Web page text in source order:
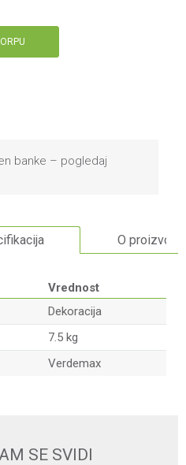
banke – pogledaj
O proizvodu
Vrednost
Dekoracija
7.5 kg
Verdemax
SE SVIDI